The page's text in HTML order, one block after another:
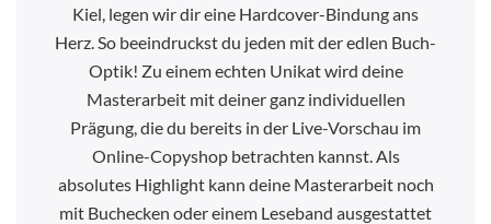
Kiel, legen wir dir eine Hardcover-Bindung ans
Herz. So beeindruckst du jeden mit der edlen Buch-
Optik! Zu einem echten Unikat wird deine
Masterarbeit mit deiner ganz individuellen
Prägung, die du bereits in der Live-Vorschau im
Online-Copyshop betrachten kannst. Als
absolutes Highlight kann deine Masterarbeit noch
mit Buchecken oder einem Leseband ausgestattet